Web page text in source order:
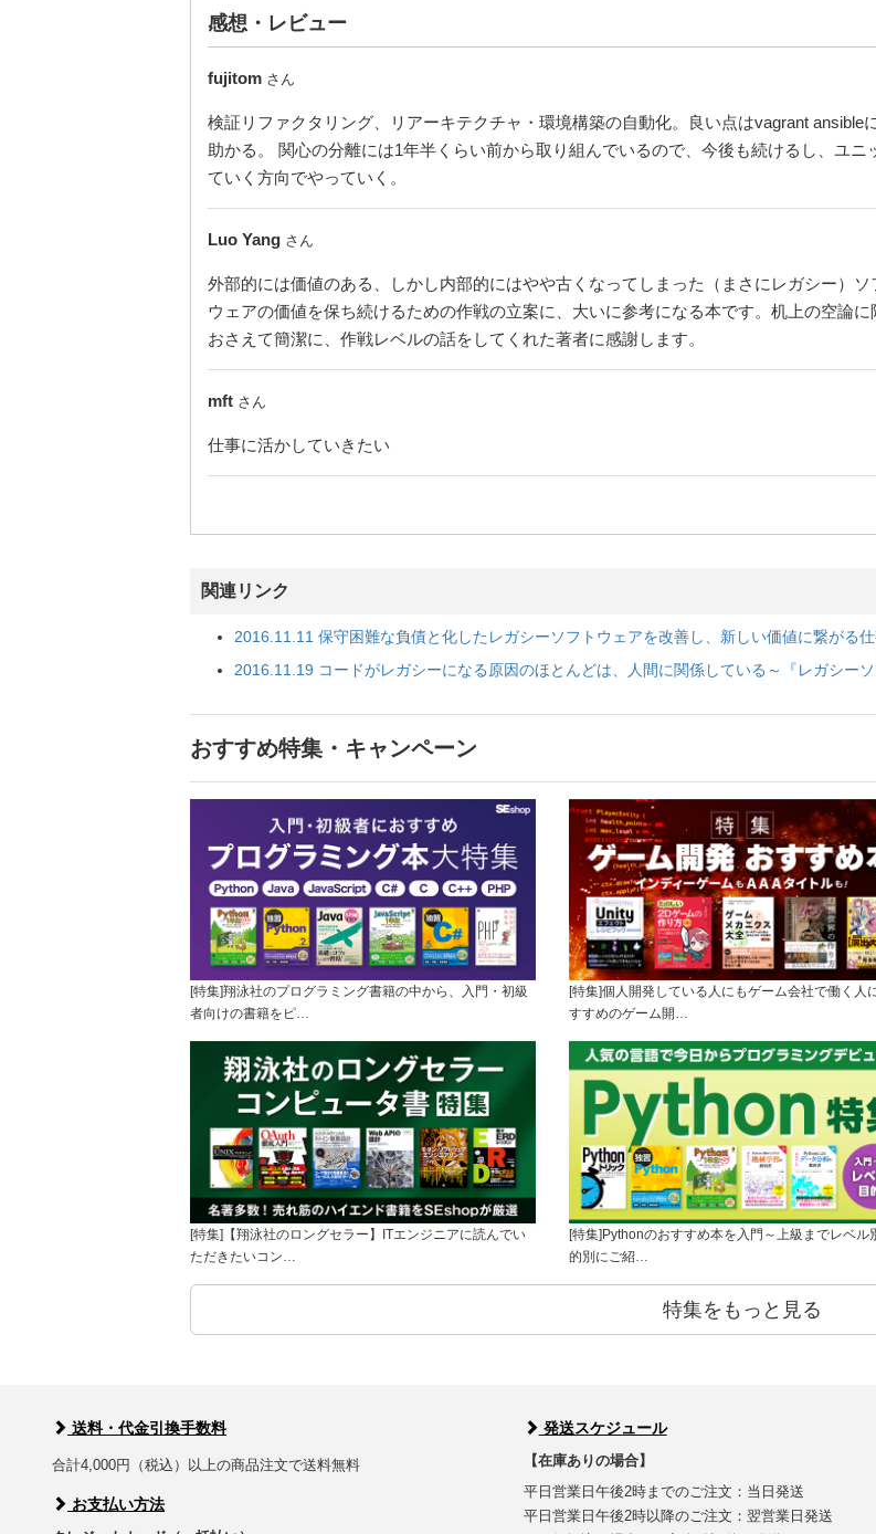
感想・レビュー
fujitom さん
検証リファクタリング、リアーキテクチャ・環境構築の自動化。良い点はvagrant
助かる。 関心の分離には1年半くらい前から取り組んでいるので、今後も続けるし、ユ
ていく方向でやっていく。
Luo Yang さん
外部的には価値のある、しかし内部的にはやや古くなってしまった（まさにレガシー）
ウェアの価値を保ち続けるための作戦の立案に、大いに参考になる本です。机上の空論
おさえて簡潔に、作戦レベルの話をしてくれた著者に感謝します。
mft さん
仕事に活かしていきたい
関連リンク
2016.11.11 保守困難な負債と化したレガシーソフトウェアを改善し、新しい価値に繋がる
2016.11.19 コードがレガシーになる原因のほとんどは、人間に関係している～『レガシー
おすすめ特集・キャンペーン
[特集]翔泳社のプログラミング書籍の中から、入門・初級
者向けの書籍をピ…
[特集]個人開発している人にもゲーム会社で働く人
すすめのゲーム開…
[特集]【翔泳社のロングセラー】ITエンジニアに読んでい
ただきたいコン…
[特集]Pythonのおすすめ本を入門～上級までレベル
的別にご紹…
特集をもっと見る
送料・代金引換手数料
合計4,000円（税込）以上の商品注文で送料無料
お支払い方法
発送スケジュール
【在庫ありの場合】
平日営業日午後2時までのご注文：当日発送
平日営業日午後2時以降のご注文：翌営業日発送